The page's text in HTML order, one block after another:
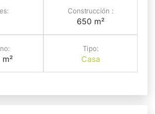
Construcción :
650 m²
m²
Tipo:
Casa